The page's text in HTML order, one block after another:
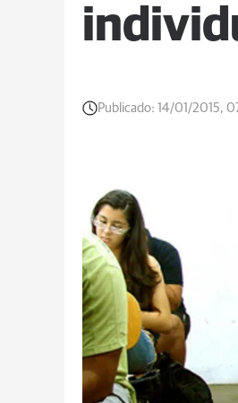
Publicado: 14/01/2015,